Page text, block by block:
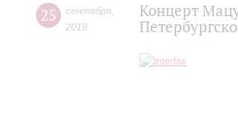
25 сентября
2019
Концерт